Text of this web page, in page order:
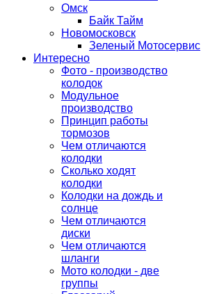
Омск
Байк Тайм
Новомосковск
Зеленый Мотосервис
Интересно
Фото - производство
колодок
Модульное
производство
Принцип работы
тормозов
Чем отличаются
колодки
Сколько ходят
колодки
Колодки на дождь и
солнце
Чем отличаются
диски
Чем отличаются
шланги
Мото колодки - две
группы